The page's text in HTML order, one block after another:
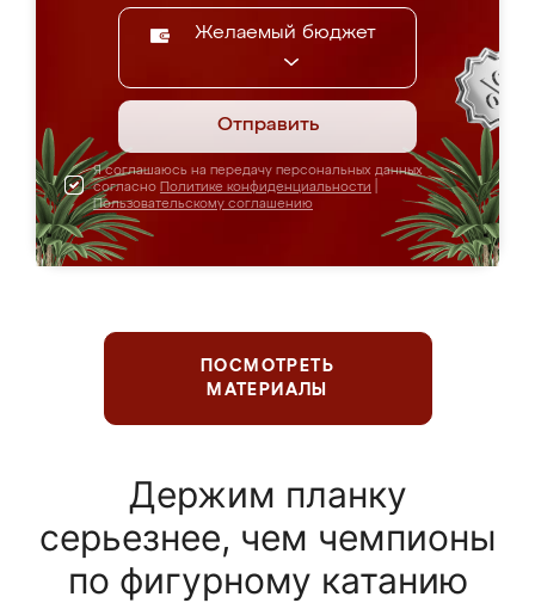
Желаемый бюджет
Отправить
Я соглашаюсь на передачу персональных данных
согласно Политике конфиденциальности
Пользовательскому соглашению
ПОСМОТРЕТЬ
МАТЕРИАЛЫ
Держим планку
серьезнее, чем чемпионы
по фигурному катанию